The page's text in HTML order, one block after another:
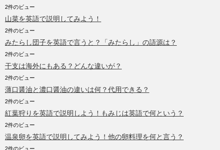
2件のビュー
山菜を英語で説明してみよう！
2件のビュー
みたらし団子を英語で言うと？「みたらし」の語源は？
2件のビュー
干支は海外にもある？どんな違いが？
2件のビュー
薄口醤油と濃口醤油の違いは何？代用できる？
2件のビュー
紅葉狩りを英語で説明しよう！もみじは英語で何という？
2件のビュー
温泉卵を英語で説明してみよう！他の卵料理を何と言う？
2件のビュー